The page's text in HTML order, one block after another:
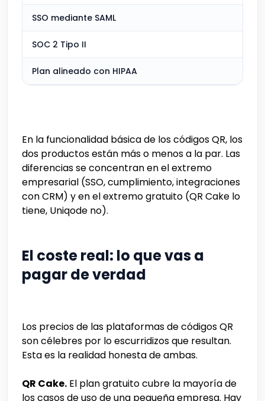
SSO mediante SAML
SOC 2 Tipo II
Plan alineado con HIPAA
En la funcionalidad básica de los códigos QR, los
dos productos están más o menos a la par. Las
diferencias se concentran en el extremo
empresarial (SSO, cumplimiento, integraciones
con CRM) y en el extremo gratuito (QR Cake lo
tiene, Uniqode no).
El coste real: lo que vas a
pagar de verdad
Los precios de las plataformas de códigos QR
son célebres por lo escurridizos que resultan.
Esta es la realidad honesta de ambas.
QR Cake. El plan gratuito cubre la mayoría de
los casos de uso de una pequeña empresa. Hay